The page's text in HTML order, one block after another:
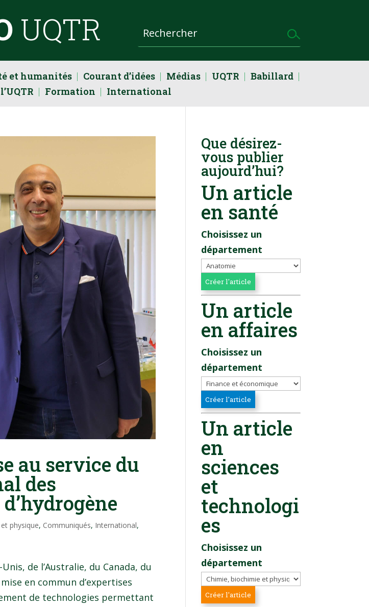
UQTR
et humanités Courant d’idées Médias UQTR
Babillard
Formation International
au service du
des
physique, Communiqués, International,
de l’Australie, du Canada, du
en commun d’expertises
de technologies permettant
Que désirez-
vous publier
aujourd’hui?
Un article
en santé
Choisissez un
département
Un article
en affaires
Choisissez un
département
Un article
en
sciences
et
technologi
es
Choisissez un
département